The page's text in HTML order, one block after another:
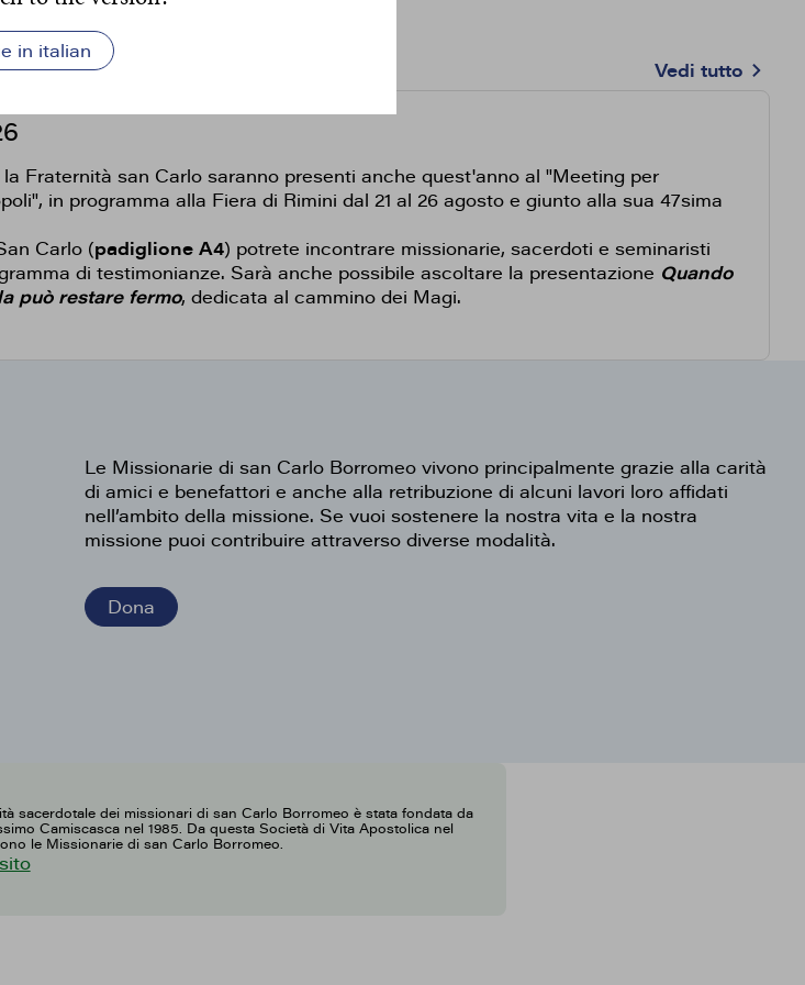
Vedi tutto
Fraternità san Carlo saranno presenti anche quest'anno al "Meeting per
in programma alla Fiera di Rimini dal 21 al 26 agosto e giunto alla sua 47sima
Carlo (padiglione A4) potrete incontrare missionarie, sacerdoti e seminaristi
di testimonianze. Sarà anche possibile ascoltare la presentazione Quando
può restare fermo, dedicata al cammino dei Magi.
Le Missionarie di san Carlo Borromeo vivono principalmente grazie alla carità
di amici e benefattori e anche alla retribuzione di alcuni lavori loro affidati
nell’ambito della missione. Se vuoi sostenere la nostra vita e la nostra
missione puoi contribuire attraverso diverse modalità.
Dona
sacerdotale dei missionari di san Carlo Borromeo è stata fondata da
Camiscasca nel 1985. Da questa Società di Vita Apostolica nel
le Missionarie di san Carlo Borromeo.
in italian